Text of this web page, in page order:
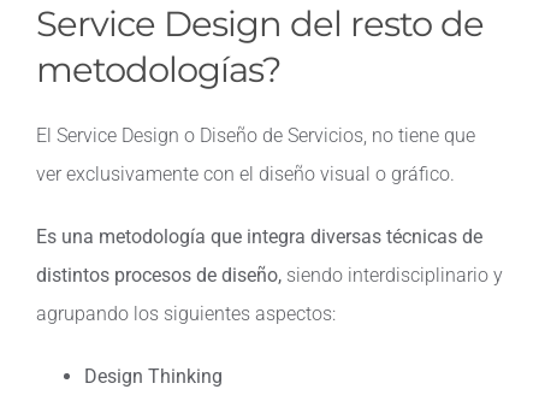
Service Design del resto de
metodologías?
El Service Design o Diseño de Servicios, no tiene que
ver exclusivamente con el diseño visual o gráfico.
Es una metodología que integra diversas técnicas de
distintos procesos de diseño, siendo interdisciplinario y
agrupando los siguientes aspectos:
Design Thinking